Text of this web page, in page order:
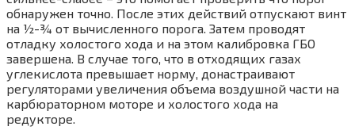
обнаружен точно. После этих действий отпускают винт
на ½-¾ от вычисленного порога. Затем проводят
отладку холостого хода и на этом калибровка ГБО
завершена. В случае того, что в отходящих газах
углекислота превышает норму, донастраивают
регуляторами увеличения объема воздушной части на
карбюраторном моторе и холостого хода на
редукторе.